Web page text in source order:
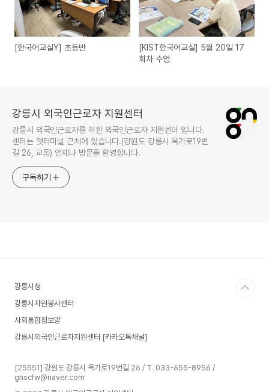
[한국어교실Y] 초등반
[KIST한국어교실] 5월 20일 17
회차 수업
강릉시 외국인근로자 지원센터
강릉시 외국인근로자를 위한 외국인근로자 지원센터 입니다.
센터는 옛터미널 근처에 있습니다.(강원도 강릉시 옥가로19번
길 26, 교동) 언제나 방문을 환영합니다.
구독하기
강릉시청
강릉시자원봉사센터
사회통합정보망
강릉시외국인근로자지원센터 [카카오톡채널]
[25551] 강원도 강릉시 옥가로19번길 26 / T. 033-655-8956 /
gnscfw@naver.com